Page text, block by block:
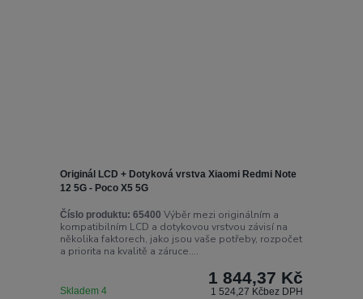
Originál LCD + Dotyková vrstva Xiaomi Redmi Note
12 5G - Poco X5 5G
Číslo produktu: 65400 Výběr mezi originálním a
kompatibilním LCD a dotykovou vrstvou závisí na
několika faktorech, jako jsou vaše potřeby, rozpočet
a priorita na kvalitě a záruce....
1 844,37 Kč
1 524,27 Kčbez DPH
Skladem 4